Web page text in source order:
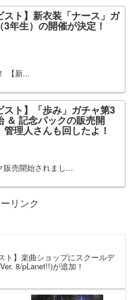
スト】新衣装「ナース」ガ
3年生）の開催が決定！
【新...
スト】「歩み」ガチャ第3
＆ 記念パックの販売開
理人さんも回したよ！
販売開始されまし...
リンク
ト】楽曲ショップにスクールデ
8/pLanet!!)が追加！